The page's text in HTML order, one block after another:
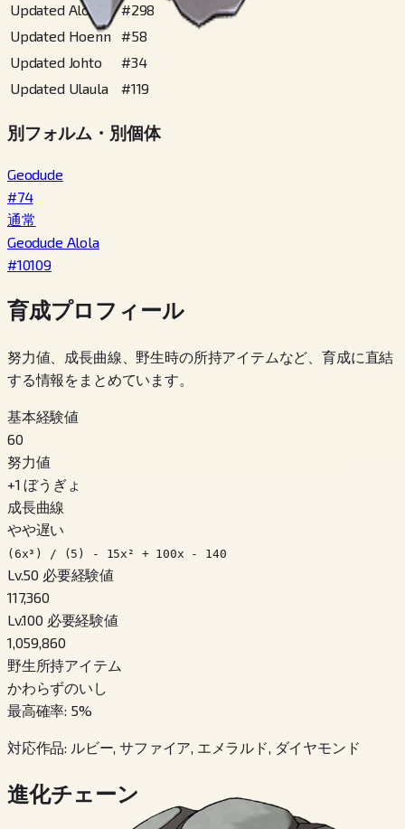
Updated Alola
#298
Updated Hoenn #58
Updated Johto
#34
Updated Ulaula
#119
別フォルム・別個体
Geodude
#74
通常
Geodude Alola
#10109
育成プロフィール
努力値、成長曲線、野生時の所持アイテムなど、育成に直結
する情報をまとめています。
基本経験値
60
努力値
+1 ぼうぎょ
成長曲線
やや遅い
(6x³) / (5) - 15x² + 100x - 140
Lv.50 必要経験値
117,360
Lv.100 必要経験値
1,059,860
野生所持アイテム
かわらずのいし
最高確率: 5%
対応作品: ルビー, サファイア, エメラルド, ダイヤモンド
進化チェーン